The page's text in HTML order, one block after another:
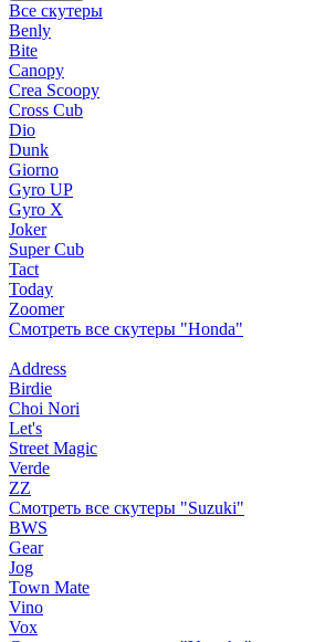
Все скутеры
Benly
Bite
Canopy
Crea Scoopy
Cross Cub
Dio
Dunk
Giorno
Gyro UP
Gyro X
Joker
Super Cub
Tact
Today
Zoomer
Смотреть все скутеры "Honda"
Address
Birdie
Choi Nori
Let's
Street Magic
Verde
ZZ
Смотреть все скутеры "Suzuki"
BWS
Gear
Jog
Town Mate
Vino
Vox